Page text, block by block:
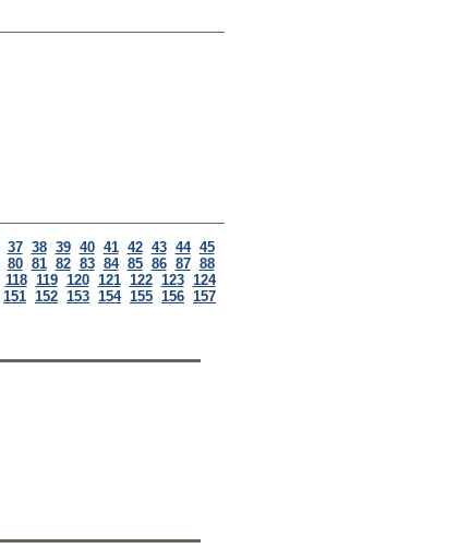
37 38 39 40 41 42 43 44 45
80 81 82 83 84 85 86 87 88
118 119 120 121 122 123 124
151 152 153 154 155 156 157